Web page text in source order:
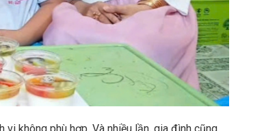
vi không phù hợp. Và nhiều lần, gia đình cũng